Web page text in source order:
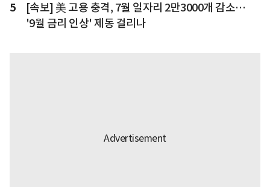
5
[속보] 美 고용 충격, 7월 일자리 2만3000개 감소…
'9월 금리 인상' 제동 걸리나